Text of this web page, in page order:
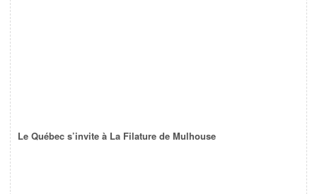
Le Québec s’invite à La Filature de Mulhouse